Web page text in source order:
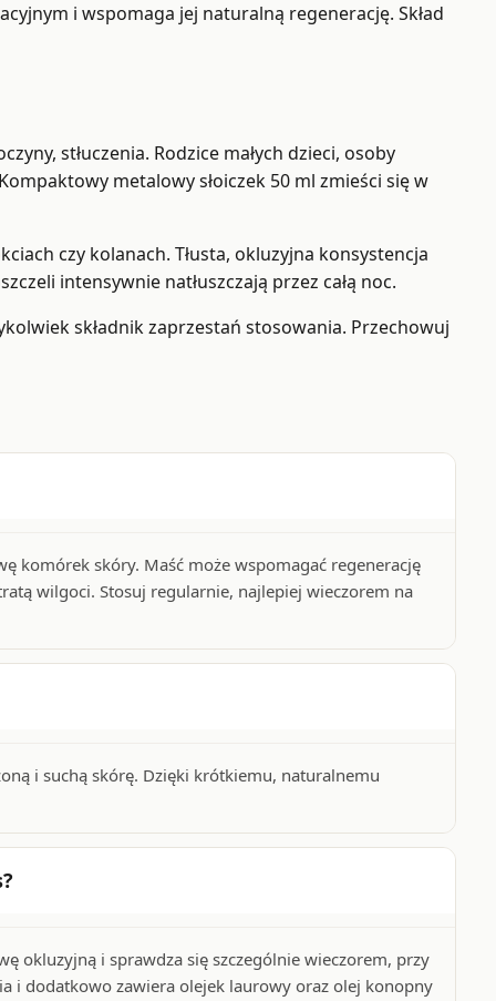
i wspomaga jej naturalną regenerację. Skład
stłuczenia. Rodzice małych dzieci, osoby
metalowy słoiczek 50 ml zmieści się w
czy kolanach. Tłusta, okluzyjna konsystencja
intensywnie natłuszczają przez całą noc.
składnik zaprzestań stosowania. Przechowuj
komórek skóry. Maść może wspomagać regenerację
wilgoci. Stosuj regularnie, najlepiej wieczorem na
i suchą skórę. Dzięki krótkiemu, naturalnemu
okluzyjną i sprawdza się szczególnie wieczorem, przy
i dodatkowo zawiera olejek laurowy oraz olej konopny